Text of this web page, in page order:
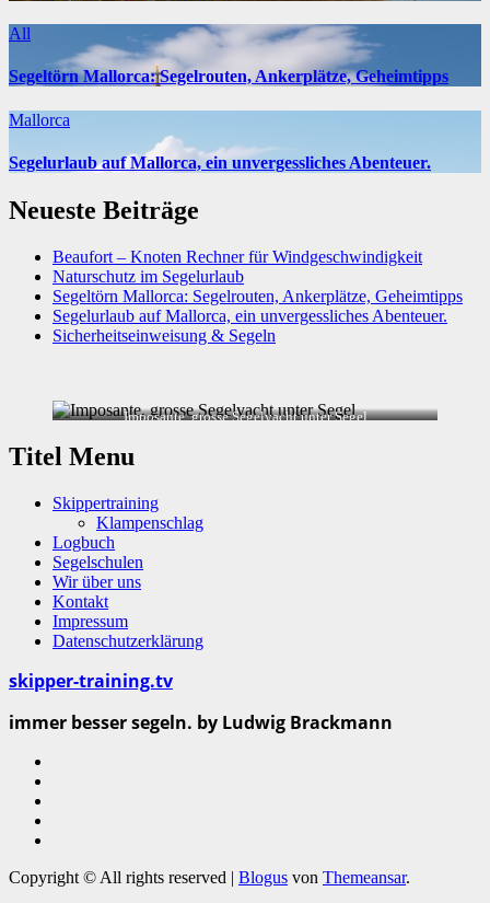
All
Segeltörn Mallorca: Segelrouten, Ankerplätze, Geheimtipps
Mallorca
Segelurlaub auf Mallorca, ein unvergessliches Abenteuer.
Neueste Beiträge
Beaufort – Knoten Rechner für Windgeschwindigkeit
Naturschutz im Segelurlaub
Segeltörn Mallorca: Segelrouten, Ankerplätze, Geheimtipps
Segelurlaub auf Mallorca, ein unvergessliches Abenteuer.
Sicherheitseinweisung & Segeln
Imposante, grosse Segelyacht unter Segel
Titel Menu
Skippertraining
Klampenschlag
Logbuch
Segelschulen
Wir über uns
Kontakt
Impressum
Datenschutzerklärung
skipper-training.tv
immer besser segeln. by Ludwig Brackmann
Copyright © All rights reserved | Blogus von Themeansar.